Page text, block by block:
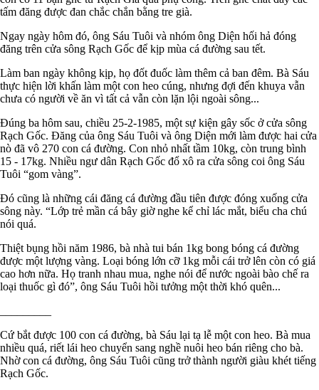
tấm đăng được đan chắc chắn bằng tre già.
Ngay ngày hôm đó, ông Sáu Tuôi và nhóm ông Diện hối hả đóng
đăng trên cửa sông Rạch Gốc để kịp mùa cá đường sau tết.
Làm ban ngày không kịp, họ đốt đuốc làm thêm cả ban đêm. Bà Sáu
thực hiện lời khấn làm một con heo cúng, nhưng đợi đến khuya vẫn
chưa có người về ăn vì tất cả vẫn còn lặn lội ngoài sông...
Đúng ba hôm sau, chiều 25-2-1985, một sự kiện gây sốc ở cửa sông
Rạch Gốc. Đăng của ông Sáu Tuôi và ông Diện mới làm được hai cửa
nò đã vô 270 con cá đường. Con nhỏ nhất tầm 10kg, còn trung bình
15 - 17kg. Nhiều ngư dân Rạch Gốc đổ xô ra cửa sông coi ông Sáu
Tuôi “gom vàng”.
Đó cũng là những cái đăng cá đường đầu tiên được đóng xuống cửa
sông này. “Lớp trẻ mần cá bây giờ nghe kể chỉ lác mắt, biểu cha chú
nói quá.
Thiệt bụng hồi năm 1986, bà nhà tui bán 1kg bong bóng cá đường
được một lượng vàng. Loại bóng lớn cỡ 1kg mỗi cái trở lên còn có giá
cao hơn nữa. Họ tranh nhau mua, nghe nói để nước ngoài bào chế ra
loại thuốc gì đó”, ông Sáu Tuôi hồi tưởng một thời khó quên...
Cứ bắt được 100 con cá đường, bà Sáu lại tạ lễ một con heo. Bà mua
nhiều quá, riết lái heo chuyển sang nghề nuôi heo bán riêng cho bà.
Nhờ con cá đường, ông Sáu Tuôi cũng trở thành người giàu khét tiếng
Rạch Gốc.